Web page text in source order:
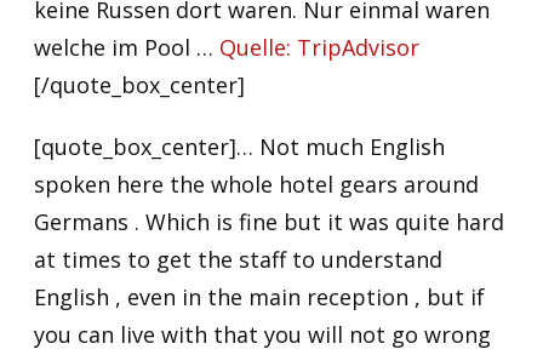
keine Russen dort waren. Nur einmal waren
welche im Pool … Quelle: TripAdvisor
[/quote_box_center]
[quote_box_center]… Not much English
spoken here the whole hotel gears around
Germans . Which is fine but it was quite hard
at times to get the staff to understand
English , even in the main reception , but if
you can live with that you will not go wrong